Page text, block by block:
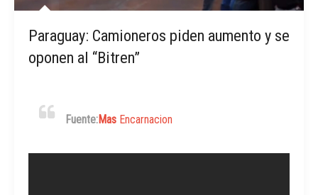
Paraguay: Camioneros piden aumento y se
oponen al “Bitren”
Fuente:Mas Encarnacion